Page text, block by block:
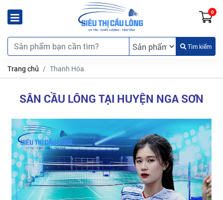
0
Tìm kiếm
Trang chủ Thanh Hóa
SÂN CẦU LÔNG TẠI HUYỆN NGA SƠN